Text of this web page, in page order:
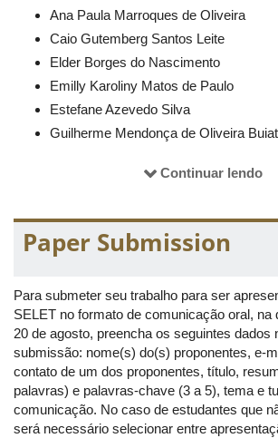
Ana Paula Marroques de Oliveira
Caio Gutemberg Santos Leite
Elder Borges do Nascimento
Emilly Karoliny Matos de Paulo
Estefane Azevedo Silva
Guilherme Mendonça de Oliveira
José Paulo da Silva Medeiros
Maria Laura da Silva Bastos
Sara Andressa de Oliveira
Valeska Virgínia Soares Souza
Victória Silva Castão
Comissão Científica
Alessandra Gomes de Lima Alves
Aquésia Maciel Goés
Caio Gomes Ribeiro
Camila Cardoso Barros
Continuar lendo
Paper Submission
Para submeter seu trabalho para ser
SELET no formato de comunicação oral, na
20 de agosto, preencha os seguintes dados
submissão: nome(s) do(s) proponentes, e-
contato de um dos proponentes, título,
palavras) e palavras-chave (3 a 5), tema e
comunicação. No caso de estudantes que
será necessário selecionar entre